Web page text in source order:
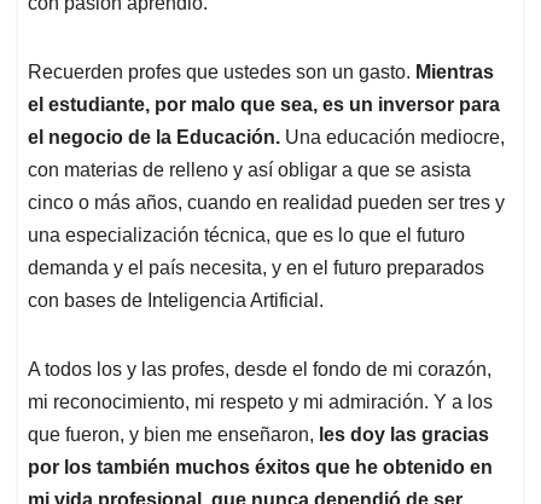
Recuerden profes que ustedes son un gasto. Mientras
el estudiante, por malo que sea, es un inversor para
el negocio de la Educación. Una educación mediocre,
con materias de relleno y así obligar a que se asista
cinco o más años, cuando en realidad pueden ser tres y
una especialización técnica, que es lo que el futuro
demanda y el país necesita, y en el futuro preparados
con bases de Inteligencia Artificial.
A todos los y las profes, desde el fondo de mi corazón,
mi reconocimiento, mi respeto y mi admiración. Y a los
que fueron, y bien me enseñaron, les doy las gracias
por los también muchos éxitos que he obtenido en